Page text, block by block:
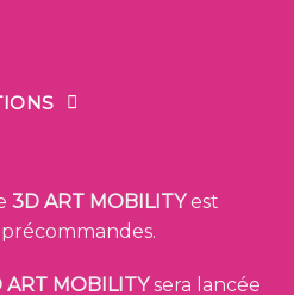
3D ART MOBILITYest
ART MOBILITYsera lancée